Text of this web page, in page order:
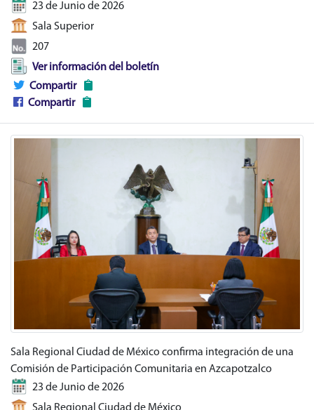
23 de Junio de 2026
Sala Superior
207
Ver información del boletín
Compartir
Compartir
Sala Regional Ciudad de México confirma integración de una
Comisión de Participación Comunitaria en Azcapotzalco
23 de Junio de 2026